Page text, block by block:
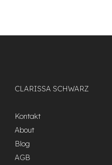
CLARISSA SCHWARZ
Kontakt
About
Blog
AGB